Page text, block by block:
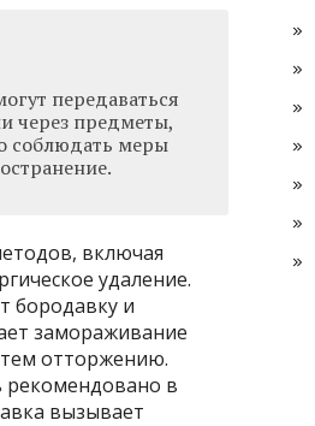
передаваться
через предметы,
соблюдать меры
включая
удаление.
бородавку и
замораживание
отторжению.
рекомендовано в
вызывает